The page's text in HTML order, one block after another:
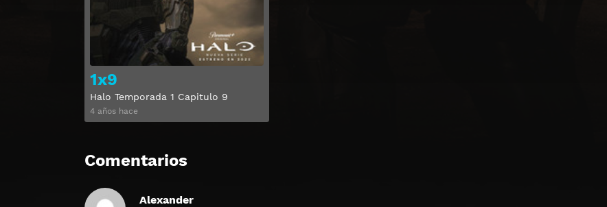
1x9
Halo Temporada 1 Capitulo 9
4 años hace
Comentarios
Alexander